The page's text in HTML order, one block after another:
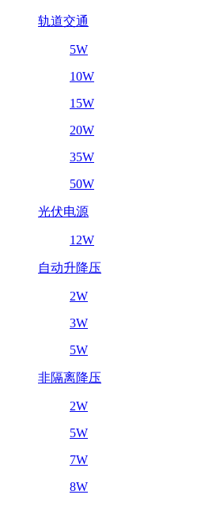
轨道交通
5W
10W
15W
20W
35W
50W
光伏电源
12W
自动升降压
2W
3W
5W
非隔离降压
2W
5W
7W
8W